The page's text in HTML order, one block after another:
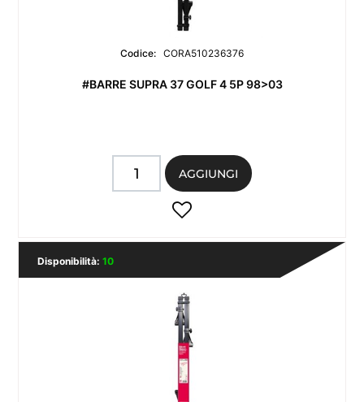
Codice: CORA510236376
#BARRE SUPRA 37 GOLF 4 5P 98>03
Quantità
AGGIUNGI
Disponibilità: 10